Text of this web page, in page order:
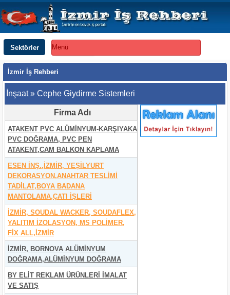
Sektörler Menü
İzmir İş Rehberi
İnşaat » Cephe Giydirme Sistemleri
Firma Adı
ATAKENT PVC ALÜMİNYUM-KARŞIYAKA
PVC DOĞRAMA, PVC PEN
ATAKENT,CAM BALKON KAPLAMA
ESEN İNŞ.,İZMİR, YEŞİLYURT
DEKORASYON,ANAHTAR TESLİMİ
TADİLAT,BOYA BADANA
MANTOLAMA,ÇATI İŞLERİ
İZMİR, SOUDAL WACKER, SOUDAFLEX,
YALITIM İZOLASYON, MS POLİMER,
FİX ALL,İZMİR
İZMİR, BORNOVA ALÜMİNYUM
DOĞRAMA,ALÜMİNYUM DOĞRAMA
BY ELİT REKLAM ÜRÜNLERİ İMALAT
VE SATIŞ